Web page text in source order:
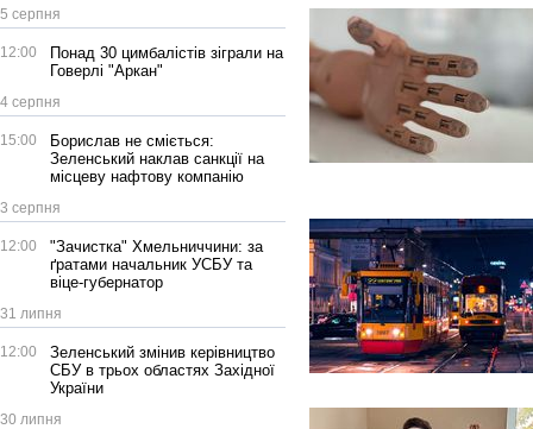
5 серпня
12:00
Понад 30 цимбалістів зіграли на
Говерлі "Аркан"
4 серпня
15:00
Борислав не сміється:
Зеленський наклав санкції на
місцеву нафтову компанію
3 серпня
12:00
"Зачистка" Хмельниччини: за
ґратами начальник УСБУ та
віце-губернатор
31 липня
12:00
Зеленський змінив керівництво
СБУ в трьох областях Західної
України
30 липня